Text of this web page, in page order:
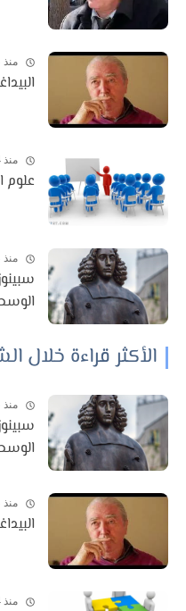
منذ عام
منذ 4 سنة
علوم التربية([1]) وفلسفة
منذ عام
الأكثر قراءة خلال
منذ عام
منذ عام
منذ 4 سنة